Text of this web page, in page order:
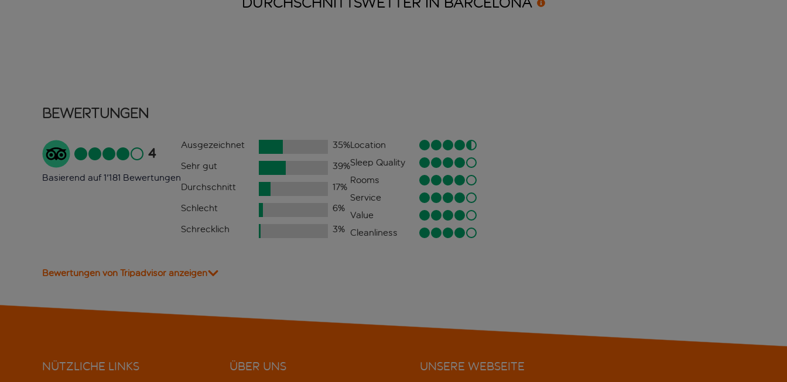
Bewertungen
4
Basierend auf 1'181 Bewertungen
Ausgezeichnet 35%
Sehr gut
39%
Durchschnitt
17%
Schlecht
6%
Schrecklich
3%
Location
Sleep Quality
Rooms
Service
Value
Cleanliness
Bewertungen von Tripadvisor anzeigen
NÜTZLICHE LINKS ÜBER UNS UNSERE WEBSEITE